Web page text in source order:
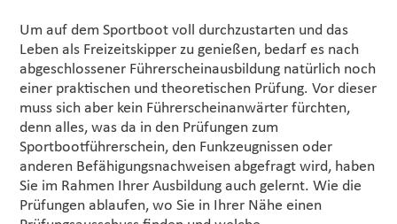
Um auf dem Sportboot voll durchzustarten und das
Leben als Freizeitskipper zu genießen, bedarf es nach
abgeschlossener Führerscheinausbildung natürlich noch
einer praktischen und theoretischen Prüfung. Vor dieser
muss sich aber kein Führerscheinanwärter fürchten,
denn alles, was da in den Prüfungen zum
Sportbootführerschein, den Funkzeugnissen oder
anderen Befähigungsnachweisen abgefragt wird, haben
Sie im Rahmen Ihrer Ausbildung auch gelernt. Wie die
Prüfungen ablaufen, wo Sie in Ihrer Nähe einen